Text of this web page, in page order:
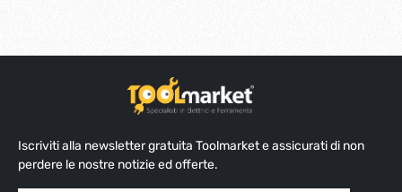
Iscriviti alla newsletter gratuita Toolmarket e assicurati di non
perdere le nostre notizie ed offerte.